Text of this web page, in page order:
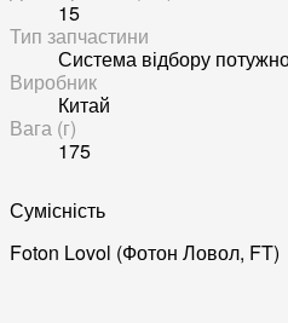
15
Тип запчастини
Система відбору
Виробник
Китай
Вага (г)
175
Сумісність
Foton Lovol (Фотон Ловол, FT)